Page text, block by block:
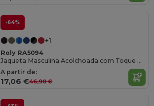
-64%
+1
Roly RA5094
Jaqueta Masculina Acolchoada com Toque de Pena
A partir de:
17,06 €46,90 €